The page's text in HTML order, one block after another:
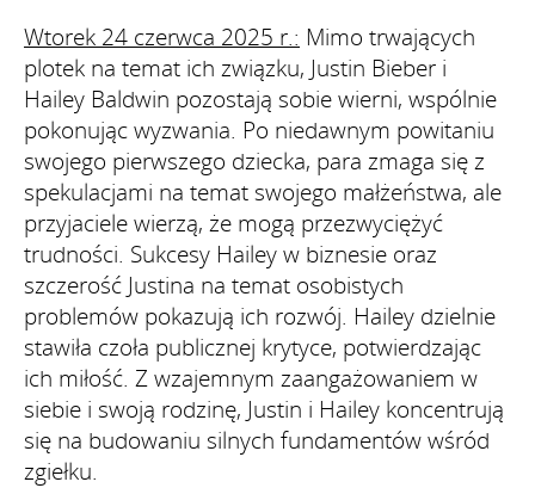
Wtorek 24 czerwca 2025 r.: Mimo trwających
plotek na temat ich związku, Justin Bieber i
Hailey Baldwin pozostają sobie wierni, wspólnie
pokonując wyzwania. Po niedawnym powitaniu
swojego pierwszego dziecka, para zmaga się z
spekulacjami na temat swojego małżeństwa, ale
przyjaciele wierzą, że mogą przezwyciężyć
trudności. Sukcesy Hailey w biznesie oraz
szczerość Justina na temat osobistych
problemów pokazują ich rozwój. Hailey dzielnie
stawiła czoła publicznej krytyce, potwierdzając
ich miłość. Z wzajemnym zaangażowaniem w
siebie i swoją rodzinę, Justin i Hailey koncentrują
się na budowaniu silnych fundamentów wśród
zgiełku.